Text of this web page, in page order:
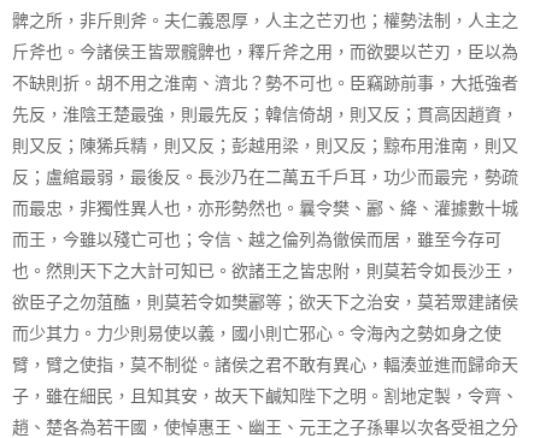
髀之所，非斤則斧。夫仁義恩厚，人主之芒刃也；權勢法制，人主之
斤斧也。今諸侯王皆眾髖髀也，釋斤斧之用，而欲嬰以芒刃，臣以為
不缺則折。胡不用之淮南、濟北？勢不可也。臣竊跡前事，大抵強者
先反，淮陰王楚最強，則最先反；韓信倚胡，則又反；貫高因趙資，
則又反；陳狶兵精，則又反；彭越用梁，則又反；黥布用淮南，則又
反；盧綰最弱，最後反。長沙乃在二萬五千戶耳，功少而最完，勢疏
而最忠，非獨性異人也，亦形勢然也。曩令樊、酈、絳、灌據數十城
而王，今雖以殘亡可也；令信、越之倫列為徹侯而居，雖至今存可
也。然則天下之大計可知已。欲諸王之皆忠附，則莫若令如長沙王，
欲臣子之勿菹醢，則莫若令如樊酈等；欲天下之治安，莫若眾建諸侯
而少其力。力少則易使以義，國小則亡邪心。令海內之勢如身之使
臂，臂之使指，莫不制從。諸侯之君不敢有異心，輻湊並進而歸命天
子，雖在細民，且知其安，故天下鹹知陛下之明。割地定製，令齊、
趙、楚各為若干國，使悼惠王、幽王、元王之子孫畢以次各受祖之分